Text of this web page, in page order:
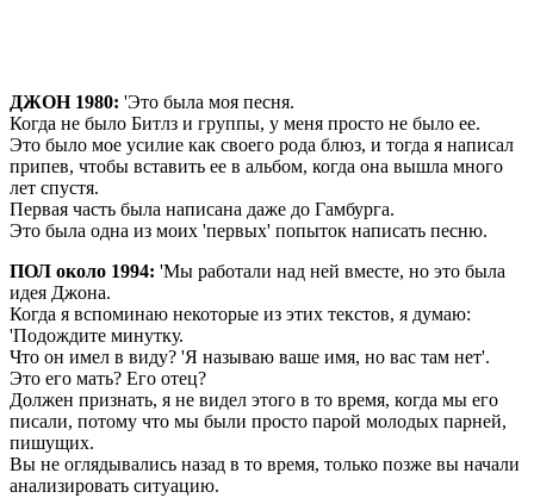
ДЖОН 1980: 'Это была моя песня.
Когда не было Битлз и группы, у меня просто не было ее.
Это было мое усилие как своего рода блюз, и тогда я написал
припев, чтобы вставить ее в альбом, когда она вышла много
лет спустя.
Первая часть была написана даже до Гамбурга.
Это была одна из моих 'первых' попыток написать песню.
ПОЛ около 1994: 'Мы работали над ней вместе, но это была
идея Джона.
Когда я вспоминаю некоторые из этих текстов, я думаю:
'Подождите минутку.
Что он имел в виду? 'Я называю ваше имя, но вас там нет'.
Это его мать? Его отец?
Должен признать, я не видел этого в то время, когда мы его
писали, потому что мы были просто парой молодых парней,
пишущих.
Вы не оглядывались назад в то время, только позже вы начали
анализировать ситуацию.